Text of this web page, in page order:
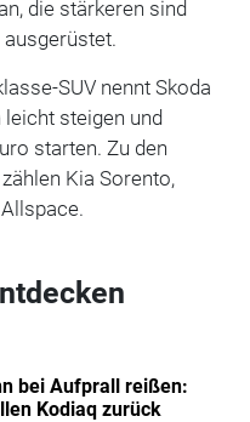
die stärkeren sind
SUV nennt Skoda
steigen und
starten. Zu den
Kia Sorento,
bei Aufprall reißen:
Kodiaq zurück